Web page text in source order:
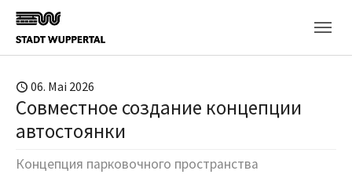
Skip to main content
06. Mai 2026
Совместное создание концепции
автостоянки
Концепция парковочного пространства